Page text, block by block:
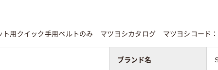
ト用クイック手用ベルトのみ マツヨシカタログ マツヨシコード
ブランド名